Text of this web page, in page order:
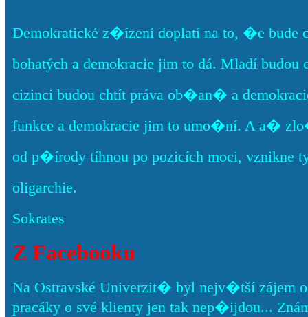
Demokratické z�ízení doplatí na to, �e
bohatých a demokracie jim to dá. Mladí
cizinci budou chtít práva ob�an� a
funkce a demokracie jim to umo�ní. A a�
od p�írody tíhnou po pozicích moci, vznikne
oligarchie.
Sokrates
Z Facebooku
Na Ostravské Univerzit� byl nejv�tší zájem
pracáky o své klienty jen tak nep�ijdou...